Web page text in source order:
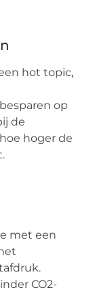
hot topic,
op
de
hoger de
met een
CO2-